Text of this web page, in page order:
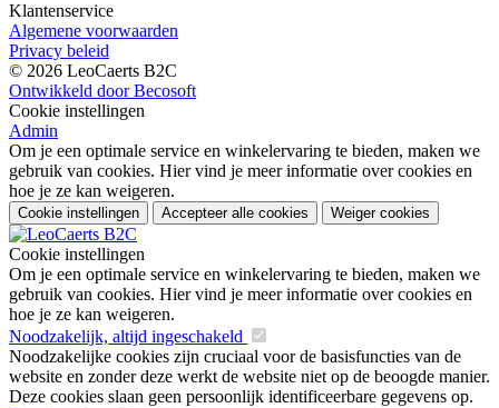
Klantenservice
Algemene voorwaarden
Privacy beleid
© 2026 LeoCaerts B2C
Ontwikkeld door Becosoft
Cookie instellingen
Admin
Om je een optimale service en winkelervaring te bieden, maken we
gebruik van cookies. Hier vind je meer informatie over cookies en
hoe je ze kan weigeren.
Cookie instellingen Accepteer alle cookies Weiger cookies
Cookie instellingen
Om je een optimale service en winkelervaring te bieden, maken we
gebruik van cookies. Hier vind je meer informatie over cookies en
hoe je ze kan weigeren.
Noodzakelijk, altijd ingeschakeld
Noodzakelijke cookies zijn cruciaal voor de basisfuncties van de
website en zonder deze werkt de website niet op de beoogde manier.
Deze cookies slaan geen persoonlijk identificeerbare gegevens op.